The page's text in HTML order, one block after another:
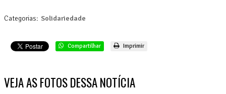
Categorias: Solidariedade
Compartilhar Imprimir
VEJA AS FOTOS DESSA NOTÍCIA